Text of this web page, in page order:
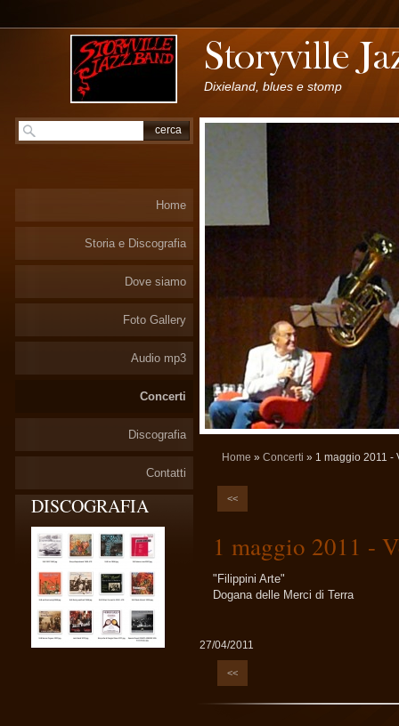
Dixieland, blues e stomp
Home » Concerti » 1 maggio 2011 -
<<
1 maggio 2011 -
"Filippini Arte"
Dogana delle Merci di Terra
27/04/2011
<<
Home
Storia e Discografia
Dove siamo
Foto Gallery
Audio mp3
Concerti
Discografia
Contatti
DISCOGRAFIA